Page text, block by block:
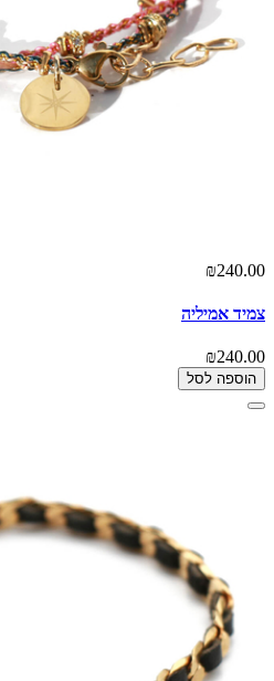
₪240.00
צמיד אמיליה
₪240.00
הוספה לסל